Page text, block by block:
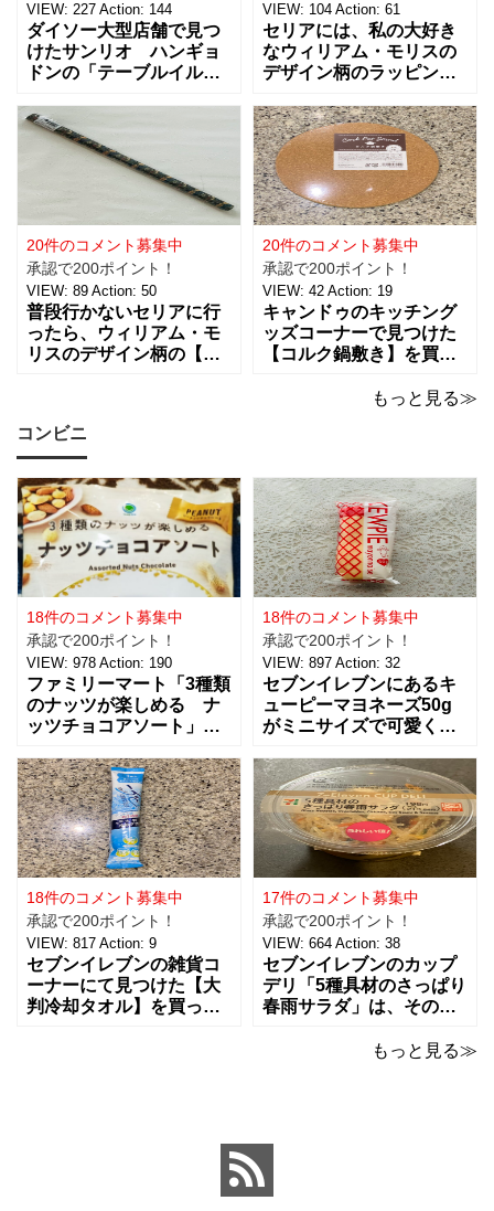
VIEW: 227 Action: 144
ダイソー大型店舗で見つ
けたサンリオ ハンギョ
ドンの「テーブルイルミ
円を買ってきました。 パ
ーティーのテーブルデコ
レーションやおやすみ前
のリラックスタイムに良
さそうな商品で、あの
「ハンギョドン」がデザ
インされたライトは、
VIEW: 104 Action: 61
セリアには、私の大好き
なウィリアム・モリスの
デザイン柄のラッピング
です！【サテンリボンマ
スターピースコレクショ
ン/WM】もとっても素敵
なので、紹介しますね。
サテンリボンの材質は、
ポリエステル。サイズ
は、約幅30㎜ x
20件のコメント募集中
承認で200ポイント！
VIEW: 89 Action: 50
普段行かないセリアに行
ったら、ウィリアム・モ
リスのデザイン柄の【包
いました。買えないと思
っていたので嬉しい。 サ
イズは、約幅760㎜ x 高
さ530㎜。2枚入っている
ので
20件のコメント募集中
承認で200ポイント！
VIEW: 42 Action: 19
キャンドゥのキッチング
ッズコーナーで見つけた
【コルク鍋敷き】を買っ
ている鍋敷きは木製のも
に100円ショップの100円
商品にはなかったため、
こちらのコル
もっと見る≫
コンビニ
18件のコメント募集中
承認で200ポイント！
VIEW: 978 Action: 190
ファミリーマート「3種類
のナッツが楽しめる ナ
ッツチョコアソート」を
て、ワインに合わせた
り、ちょっとした休憩時
間にもおすすめ！！ 税込
238円で、３種類（アー
モンド、ピーナッツ、ヘ
ーゼルナッツ）×４個ずつ
入ったチョコアソ
18件のコメント募集中
承認で200ポイント！
VIEW: 897 Action: 32
セブンイレブンにあるキ
ューピーマヨネーズ50g
がミニサイズで可愛く
した。 お味は容器が小さ
くなっただけで、定番と
同じ味で美味しいです。
マヨネーズは好みがそれ
ぞれあるようなのですけ
ど、私はキューピー派。
ただここ最近は健
18件のコメント募集中
承認で200ポイント！
VIEW: 817 Action: 9
セブンイレブンの雑貨コ
ーナーにて見つけた【大
判冷却タオル】を買って
17件のコメント募集中
承認で200ポイント！
VIEW: 664 Action: 38
セブンイレブンのカップ
デリ「5種具材のさっぱり
春雨サラダ」は、その名
わいで、食欲がないとき
した食感と、具材
もっと見る≫